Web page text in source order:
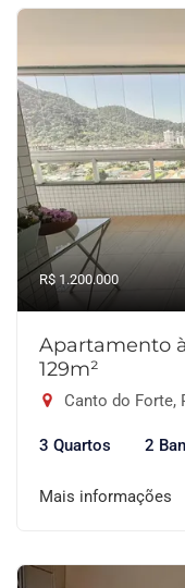
R$ 1.200.000
Apartamento
129m²
Canto do Forte,
3 Quartos 2
Mais informações